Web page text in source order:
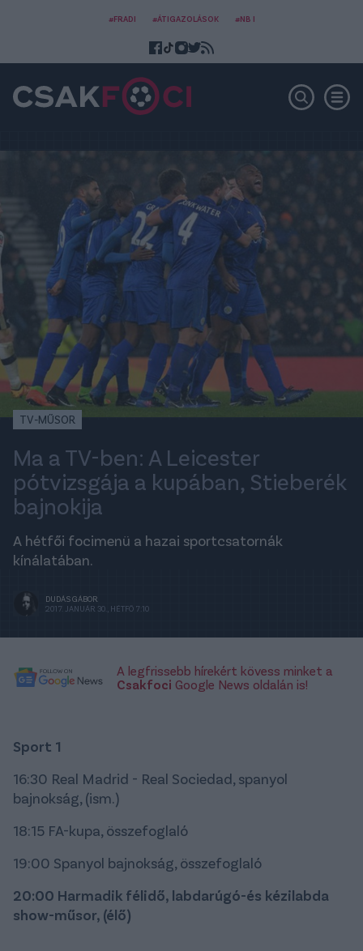
#FRADI #ÁTIGAZOLÁSOK #NB I
TV-MŰSOR
Ma a TV-ben: A Leicester
pótvizsgája a kupában, Stieberék
bajnokija
A hétfői focimenü a hazai sportcsatornák
kínálatában.
DUDÁS GÁBOR
2017. JANUÁR 30., HÉTFŐ 7:10
A legfrissebb hírekért kövess minket a
Csakfoci Google News oldalán is!
Sport 1
16:30 Real Madrid - Real Sociedad, spanyol
bajnokság, (ism.)
18:15 FA-kupa, összefoglaló
19:00 Spanyol bajnokság, összefoglaló
20:00 Harmadik félidő, labdarúgó-és kézilabda
show-műsor, (élő)